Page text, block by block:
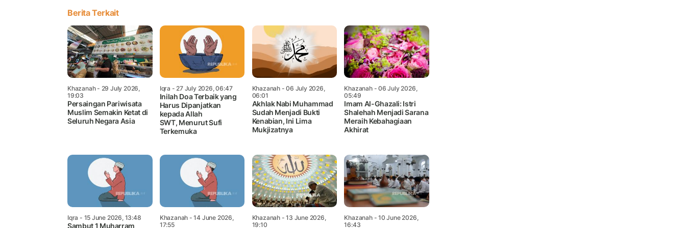
Berita Terkait
Khazanah- 29 July 2026,
19:03
Persaingan Pariwisata
Muslim Semakin Ketat di
Seluruh Negara Asia
Iqra - 27 July 2026, 06:47
Inilah Doa Terbaik yang
Harus Dipanjatkan
kepada Allah
SWT, Menurut Sufi
Terkemuka
Khazanah- 06 July 2026,
06:01
Akhlak Nabi Muhammad
Sudah Menjadi Bukti
Kenabian, Ini Lima
Mukjizatnya
Khazanah- 06 July 2026,
05:49
Imam Al-Ghazali: Istri
Shalehah Menjadi Sarana
Meraih Kebahagiaan
Akhirat
Iqra - 15 June 2026, 13:48
Sambut 1 Muharram
Khazanah - 14 June 2026,
17:55
Khazanah- 13 June 2026,
19:10
Khazanah- 10 June 2026,
16:43